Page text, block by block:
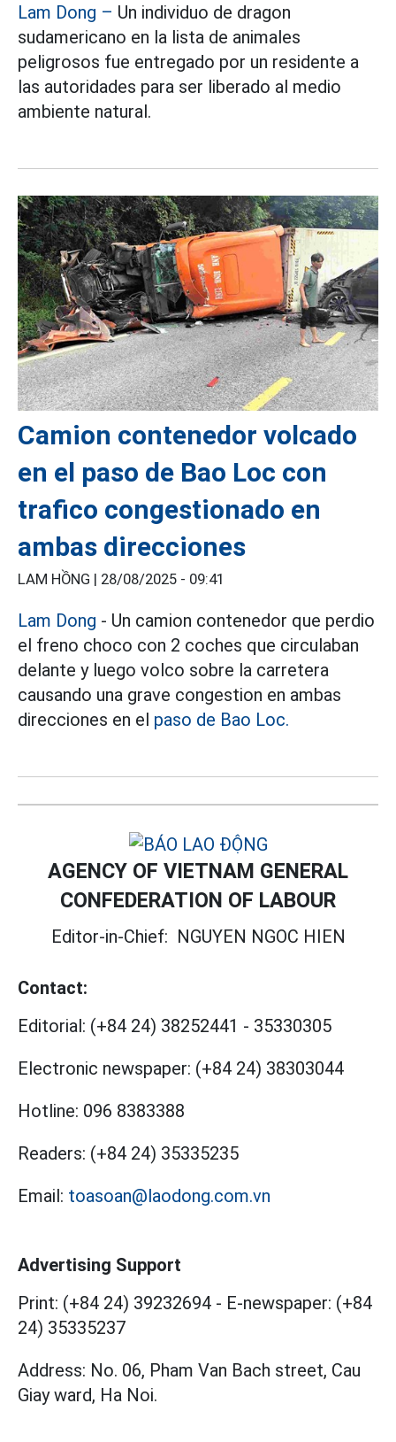
Lam Dong – Un individuo de dragon
sudamericano en la lista de animales
peligrosos fue entregado por un residente a
las autoridades para ser liberado al medio
ambiente natural.
Camion contenedor volcado
en el paso de Bao Loc con
trafico congestionado en
ambas direcciones
LAM HỒNG | 28/08/2025 - 09:41
Lam Dong - Un camion contenedor que perdio
el freno choco con 2 coches que circulaban
delante y luego volco sobre la carretera
causando una grave congestion en ambas
direcciones en el paso de Bao Loc.
AGENCY OF VIETNAM GENERAL
CONFEDERATION OF LABOUR
Editor-in-Chief: NGUYEN NGOC HIEN
Contact:
Editorial: (+84 24) 38252441 - 35330305
Electronic newspaper: (+84 24) 38303044
Hotline: 096 8383388
Readers: (+84 24) 35335235
Email: toasoan@laodong.com.vn
Advertising Support
Print: (+84 24) 39232694 - E-newspaper: (+84
24) 35335237
Address: No. 06, Pham Van Bach street, Cau
Giay ward, Ha Noi.